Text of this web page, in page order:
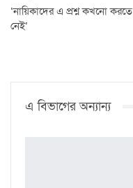
‘নায়িকাদের এ প্রশ্ন কখনো করতে
নেই’
এ বিভাগের অন্যান্য